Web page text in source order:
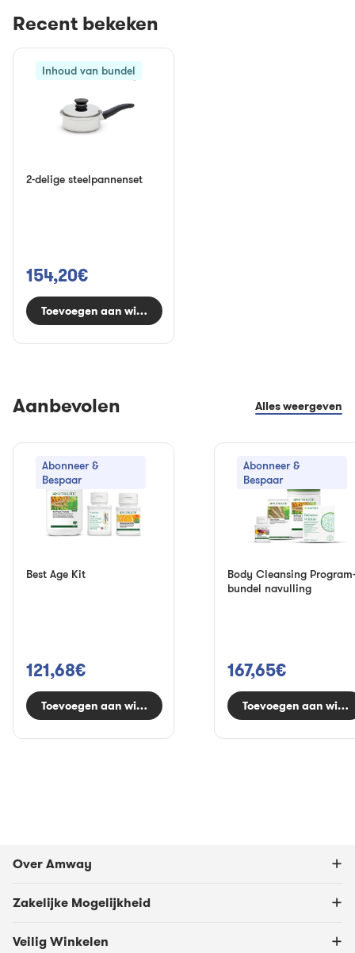
Recent bekeken
Inhoud van bundel
2-delige steelpannenset
154,20€
Toevoegen aan winkelwagen
Aanbevolen Alles weergeven
Abonneer &
Bespaar
Best Age Kit
121,68€
Toevoegen aan winkelwagen
Abonneer &
Bespaar
Body Cleansing Program-
bundel navulling
167,65€
Toevoegen aan
Over Amway
Zakelijke Mogelijkheid
Veilig Winkelen